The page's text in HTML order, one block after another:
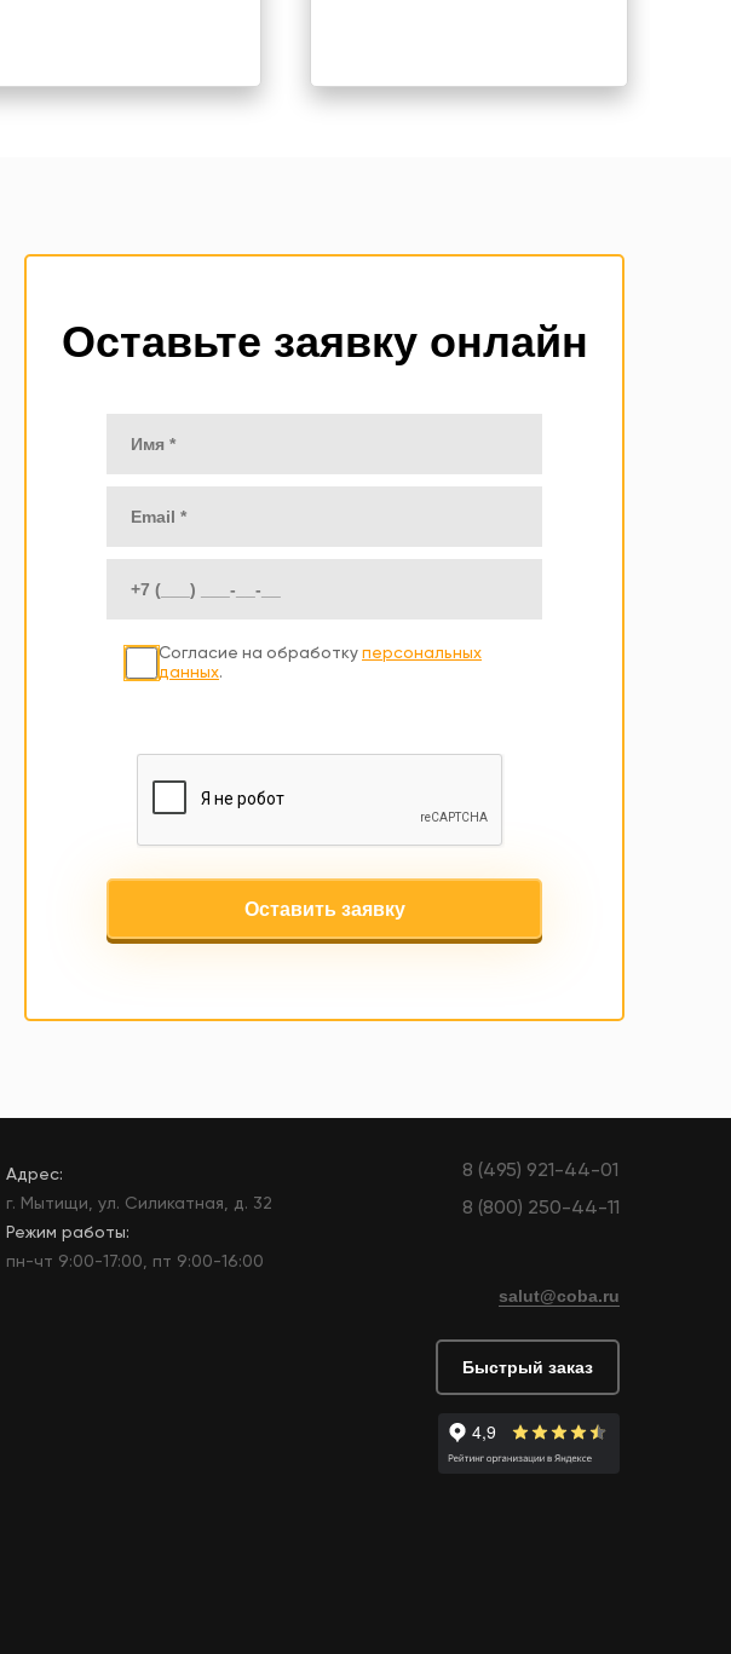
Оставьте заявку онлайн
Согласие на обработку персональных
данных.
Оставить заявку
Адрес:
г. Мытищи, ул. Силикатная, д. 32
Режим работы:
пн-чт 9:00-17:00, пт 9:00-16:00
8 (495) 921-44-01
8 (800) 250-44-11
salut@coba.ru
Быстрый заказ